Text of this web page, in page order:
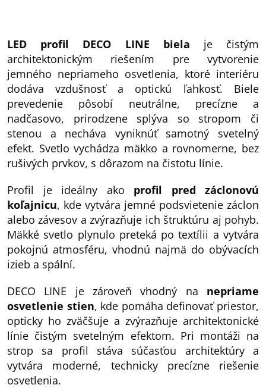
LED profil DECO LINE biela je čistým
architektonickým riešením pre vytvorenie
jemného nepriameho osvetlenia, ktoré interiéru
dodáva vzdušnosť a optickú ľahkosť. Biele
prevedenie pôsobí neutrálne, precízne a
nadčasovo, prirodzene splýva so stropom či
stenou a necháva vyniknúť samotný svetelný
efekt. Svetlo vychádza mäkko a rovnomerne, bez
rušivých prvkov, s dôrazom na čistotu línie.
Profil je ideálny ako profil pred záclonovú
koľajnicu, kde vytvára jemné podsvietenie záclon
alebo závesov a zvýrazňuje ich štruktúru aj pohyb.
Mäkké svetlo plynulo preteká po textílii a vytvára
pokojnú atmosféru, vhodnú najmä do obývacích
izieb a spální.
DECO LINE je zároveň vhodný na nepriame
osvetlenie stien, kde pomáha definovať priestor,
opticky ho zväčšuje a zvýrazňuje architektonické
línie čistým svetelným efektom. Pri montáži na
strop sa profil stáva súčasťou architektúry a
vytvára moderné, technicky precízne riešenie
osvetlenia.